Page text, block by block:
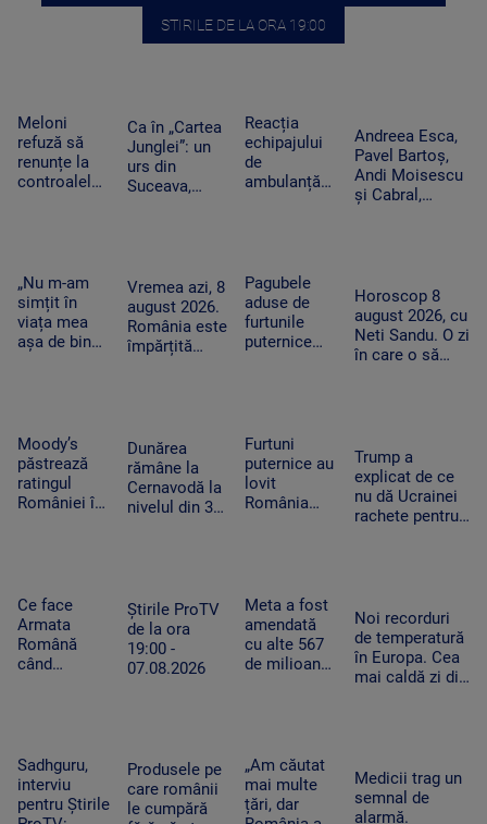
STIRILE DE LA ORA 19:00
Meloni
refuză să
renunțe la
controalele
Spania
ripostează
cu măsuri
similare
Ca în „Cartea
Junglei”: un
urs din
Suceava,
precum
adevăratul
Baloo
Reacția
echipajului
de
ambulanță
misiune.
Pacient era
un copil de
nici 2 ani
Andreea Esca,
Pavel Bartoș,
Andi Moisescu
și Cabral,
toamnă!”
„Nu m-am
simțit în
viața mea
așa de bine”
Well. „100
din 10”
pentru
artistul
Vremea azi, 8
august 2026.
România este
împărțită
Pagubele
aduse de
furtunile
puternice
„Oamenii au
încercat să
se ascundă”
Horoscop 8
august 2026, cu
Neti Sandu. O zi
în care o să
Moody’s
păstrează
ratingul
României în
perspectiva
negativă
Dunărea
rămâne la
Cernavodă la
nivelul din 3
centimetri în
ultimele 3
zile la Paks
Furtuni
puternice au
lovit
România
de ploi
torenţiale
Trump a
explicat de ce
nu dă Ucrainei
rachete pentru
Ce face
Armata
Română
când
16 au 15
minute să
decoleze
Știrile ProTV
de la ora
19:00 -
07.08.2026
Meta a fost
amendată
cu alte 567
de milioane
descrisă ca
o „pacoste
publică"
Noi recorduri
de temperatură
în Europa. Cea
mai caldă zi din
Celsius
Sadhguru,
interviu
pentru Știrile
Produsele pe
care românii
le cumpără
„Am căutat
mai multe
țări, dar
Medicii trag un
semnal de
alarmă.